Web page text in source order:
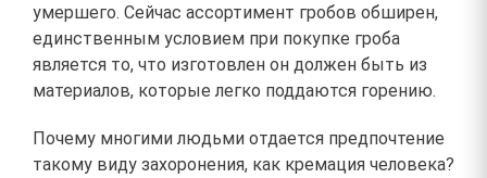
умершего. Сейчас ассортимент гробов обширен,
единственным условием при покупке гроба
является то, что изготовлен он должен быть из
материалов, которые легко поддаются горению.
Почему многими людьми отдается предпочтение
такому виду захоронения, как кремация человека?